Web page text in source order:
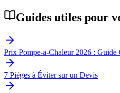
Guides utiles pour
Prix Pompe-a-Chaleur 2026 : Guide
7 Pièges à Éviter sur un Devis